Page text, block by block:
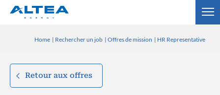
Home Rechercher un job Offres de mission HR Representative
Retour aux offres